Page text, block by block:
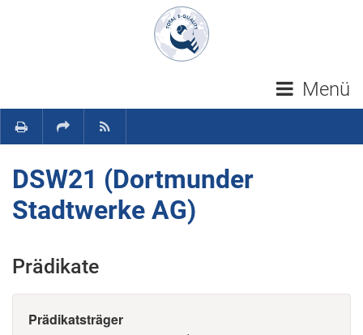
Navigation überspringen
Menü
DSW21 (Dortmunder
Stadtwerke AG)
Prädikate
Prädikatsträger